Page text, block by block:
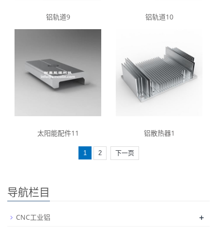
铝轨道9 铝轨道10
太阳能配件11 铝散热器1
1 2 下一页
导航栏目
CNC工业铝 +